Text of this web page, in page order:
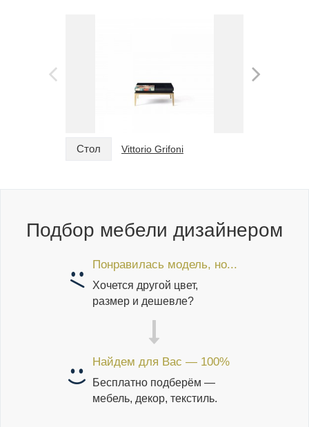
Стол Vittorio Grifoni
Подбор мебели дизайнером
Понравилась модель, но...
Хочется другой цвет,
размер и дешевле?
Найдем для Вас — 100%
Бесплатно подберём —
мебель, декор, текстиль.